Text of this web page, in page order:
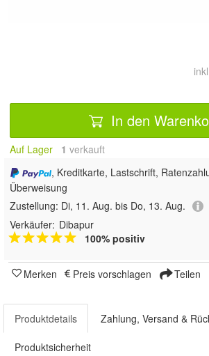
In den
Auf Lager 1 verkauft
, Kreditkarte, Lastschrift,
Überweisung
Zustellung: Di, 11. Aug. bis Do, 13. Aug.
Verkäufer: Dibapur
100% positiv
Merken Preis vorschlagen Teilen
Produktdetails Zahlung, Versand &
Produktsicherheit